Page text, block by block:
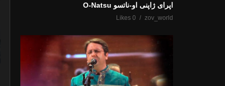
اپرای ژاپنی او-ناتسو O-Natsu
zov_world
0 Likes